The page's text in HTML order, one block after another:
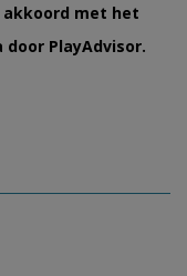
akkoord met het
PlayAdvisor.